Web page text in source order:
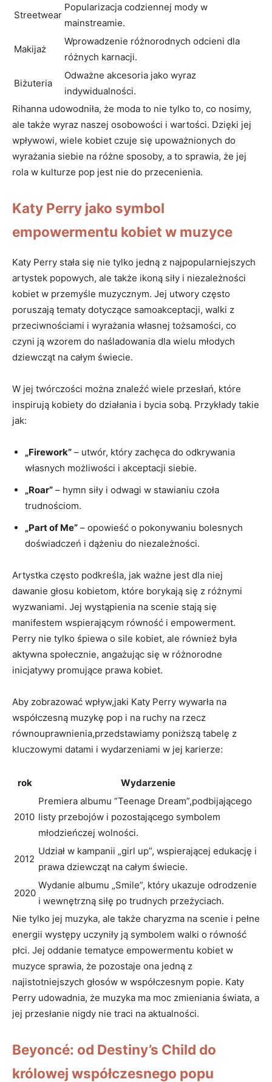
Streetwear
Popularizacja‍ codziennej mody w
mainstreamie.
Makijaż
Wprowadzenie różnorodnych odcieni ​dla
różnych karnacji.
Biżuteria
Odważne akcesoria jako⁢ wyraz
indywidualności.
Rihanna udowodniła, że⁣ moda to⁢ nie tylko to, co nosimy,‍
ale ‌także ⁣wyraz‌ naszej osobowości i wartości. Dzięki jej
wpływowi, wiele kobiet ⁤czuje się upoważnionych do⁢
wyrażania siebie ​na ‌różne sposoby, ​a to sprawia, że jej
rola⁤ w kulturze pop jest nie‍ do przecenienia.
Katy Perry⁣ jako symbol
empowermentu⁢ kobiet w muzyce
Katy Perry ​stała się nie tylko⁣ jedną z ​najpopularniejszych
artystek popowych, ale także ikoną siły i niezależności
kobiet w​ przemyśle‌ muzycznym. Jej utwory często
poruszają ⁤tematy dotyczące samoakceptacji, ​walki z
przeciwnościami‍ i wyrażania własnej‍ tożsamości,‌ co
czyni ją wzorem do naśladowania dla wielu młodych‍
dziewcząt​ na całym świecie.
W ‌jej twórczości ‌można znaleźć wiele przesłań, które
inspirują kobiety do działania i bycia sobą. Przykłady takie
jak:
„Firework” – utwór, który zachęca do odkrywania
własnych możliwości i akceptacji siebie.
„Roar” – ​hymn⁣ siły i odwagi w stawianiu czoła
‌trudnościom.
„Part of Me” –‌ opowieść o pokonywaniu bolesnych⁣
doświadczeń i dążeniu do niezależności.
Artystka często podkreśla,⁢ jak ważne jest‌ dla ⁤niej
dawanie głosu kobietom, które borykają się z różnymi‌
wyzwaniami. Jej wystąpienia na scenie stają się‌
manifestem wspierającym równość i empowerment.‌
Perry nie tylko ​śpiewa​ o⁢ sile‌ kobiet, ale również‌ była
aktywna ⁤społecznie, angażując się w różnorodne
inicjatywy promujące prawa‌ kobiet.
Aby ‌zobrazować ⁢wpływ,jaki ⁣Katy​ Perry wywarła na
współczesną muzykę pop i na ruchy na rzecz
równouprawnienia,przedstawiamy poniższą tabelę z
kluczowymi‍ datami i ⁣wydarzeniami​ w jej‍ karierze:
rok Wydarzenie
2010
Premiera albumu ‍”Teenage Dream”,podbijającego
listy ⁣przebojów‍ i⁤ pozostającego ‌symbolem
młodzieńczej wolności.
2012
Udział w ⁣kampanii „girl ⁢up”, wspierającej​ edukację i
prawa ⁤dziewcząt na całym świecie.
2020
Wydanie albumu „Smile”, który ukazuje odrodzenie⁢
i wewnętrzną siłę po trudnych przeżyciach.
Nie ⁣tylko jej muzyka, ale także charyzma na scenie i pełne
energii występy⁢ uczyniły ją‌ symbolem walki o równość
⁤płci. Jej ⁤oddanie tematyce‌ empowermentu kobiet w
muzyce sprawia, że pozostaje ona jedną⁢ z
⁣najistotniejszych głosów w współczesnym popie.⁤ Katy
Perry udowadnia, że muzyka ma moc zmieniania świata, a
jej przesłanie ‍nigdy nie traci na aktualności.
Beyoncé: od Destiny’s Child do
królowej współczesnego popu